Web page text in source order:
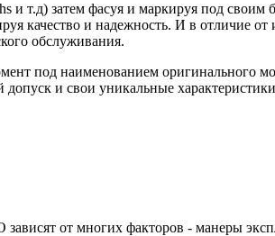
и т.д) затем фасуя и маркируя под своим
качество и надежность. И в отличие
обслуживания.
под наименованием оригинального
и свои уникальные
от многих факторов - манеры